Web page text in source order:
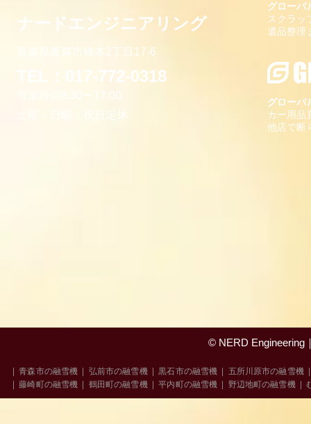
青森県青森市橋本2丁目17-6
TEL：017-772-0318
営業時間8:30〜1 7:00
定休
ナードエンジニアリング
グローバ
スクラッ
遺品整理
グローバ
カー用品
他店で断
© NERD Engineering
|青森市の融雪機 弘前市の融雪機|黒石市の融雪機 五所川原市の融雪機
|藤崎町の融雪機 鶴田町の融雪機|平内町の融雪機 野辺地町の融雪機|